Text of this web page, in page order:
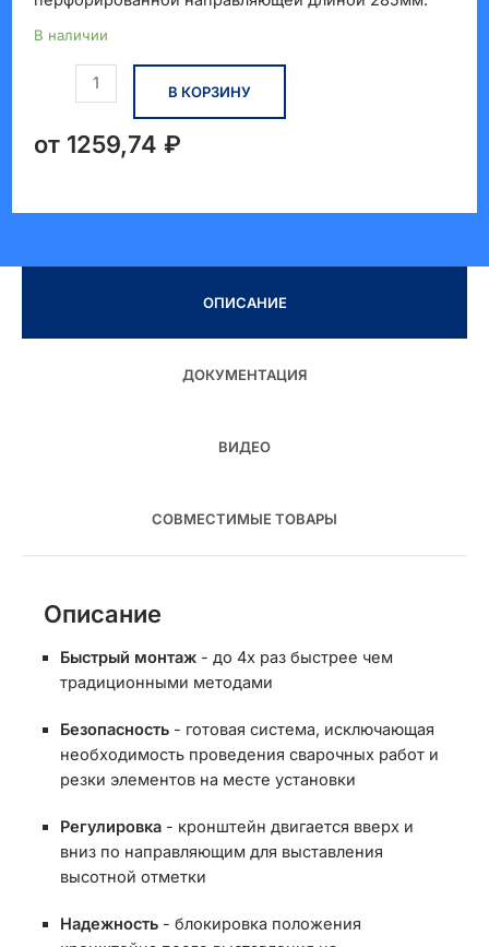
В наличии
Количество
Trak
Консольный
В КОРЗИНУ
от 1259,74 ₽
ОПИСАНИЕ
ДОКУМЕНТАЦИЯ
ВИДЕО
СОВМЕСТИМЫЕ ТОВАРЫ
Описание
Быстрый монтаж - до 4х раз быстрее чем
традиционными методами
Безопасность - готовая система, исключающая
необходимость проведения сварочных работ и
резки элементов на месте установки
Регулировка - кронштейн двигается вверх и
вниз по направляющим для выставления
высотной отметки
Надежность - блокировка положения